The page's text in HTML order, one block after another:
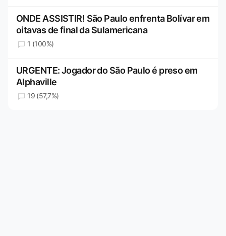
ONDE ASSISTIR! São Paulo enfrenta Bolívar em
oitavas de final da Sulamericana
1 (100%)
URGENTE: Jogador do São Paulo é preso em
Alphaville
19 (57,7%)